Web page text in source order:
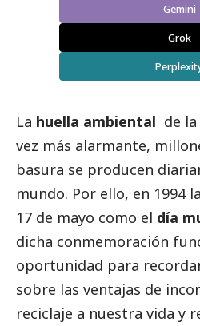
Gemini
Grok
La huella ambiental de
vez más alarmante,
basura se producen
mundo. Por ello, en 1994
17 de mayo como el día
dicha conmemoración
oportunidad para
sobre las ventajas de
reciclaje a nuestra vida y